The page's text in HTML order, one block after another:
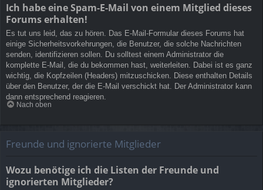
Ich habe eine Spam-E-Mail von einem Mitglied dieses
Forums erhalten!
Es tut uns leid, das zu hören. Das E-Mail-Formular dieses Forums hat
einige Sicherheitsvorkehrungen, die Benutzer, die solche Nachrichten
senden, identifizieren sollen. Du solltest einem Administrator die
komplette E-Mail, die du bekommen hast, weiterleiten. Dabei ist es ganz
wichtig, die Kopfzeilen (Headers) mitzuschicken. Diese enthalten Details
über den Benutzer, der die E-Mail verschickt hat. Der Administrator kann
dann entsprechend reagieren.
Nach oben
Freunde und ignorierte Mitglieder
Wozu benötige ich die Listen der Freunde und
ignorierten Mitglieder?